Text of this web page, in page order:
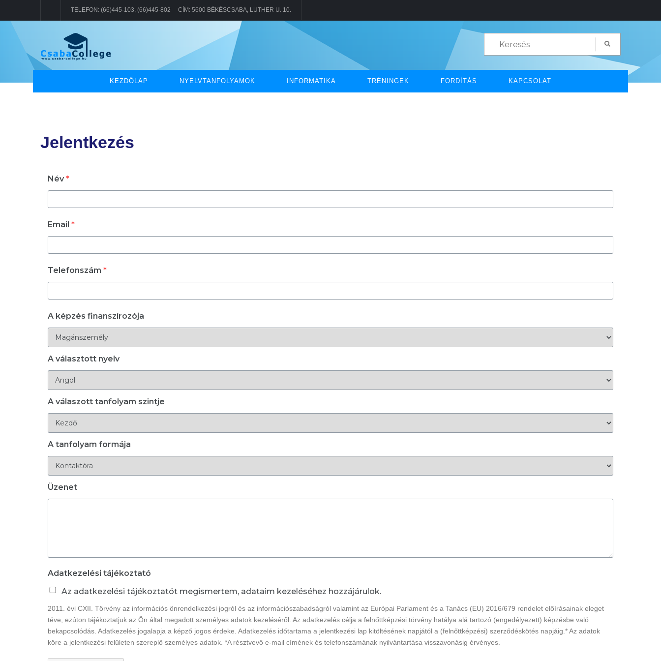
TELEFON: (66)445-103, (66)445-802 CÍM: 5600 BÉKÉSCSABA, LUTHER U. 10.
KEZDŐLAP NYELVTANFOLYAMOK INFORMATIKA TRÉNINGEK FORDÍTÁS KAPCSOLAT
Jelentkezés
Név *
Email *
Telefonszám *
A képzés finanszírozója
A választott nyelv
A válaszott tanfolyam szintje
A tanfolyam formája
Üzenet
Adatkezelési tájékoztató
Az adatkezelési tájékoztatót megismertem, adataim kezeléséhez hozzájárulok.
2011. évi CXII. Törvény az információs önrendelkezési jogról és az információszabadságról valamint az Európai Parlament és a Tanács (EU) 2016/679 rendelet előírásainak eleget
téve, ezúton tájékoztatjuk az Ön által megadott személyes adatok kezeléséről. Az adatkezelés célja a felnőttképzési törvény hatálya alá tartozó (engedélyezett) képzésbe való
bekapcsolódás. Adatkezelés jogalapja a képző jogos érdeke. Adatkezelés időtartama a jelentkezési lap kitöltésének napjától a (felnőttképzési) szerződéskötés napjáig.* Az adatok
köre a jelentkezési felületen szereplő személyes adatok. *A résztvevő e-mail címének és telefonszámának nyilvántartása visszavonásig érvényes.